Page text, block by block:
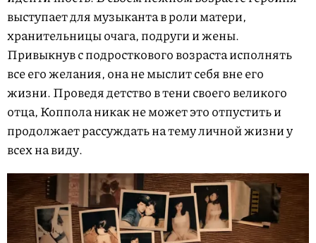
выступает для музыканта в роли матери,
хранительницы очага, подруги и жены.
Привыкнув с подросткового возраста исполнять
все его желания, она не мыслит себя вне его
жизни. Проведя детство в тени своего великого
отца, Коппола никак не может это отпустить и
продолжает рассуждать на тему личной жизни у
всех на виду.